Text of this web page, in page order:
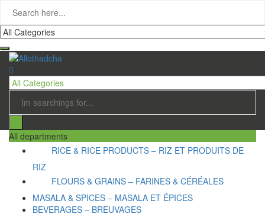
All departments
RICE & RICE PRODUCTS – RIZ ET PRODUITS DE
RIZ
FLOURS & GRAINS – FARINES & CÉRÉALES
MASALA & SPICES – MASALA ET ÉPICES
BEVERAGES – BREUVAGES